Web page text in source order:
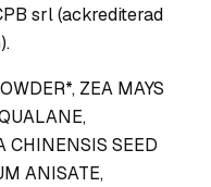
srl (ackrediterad
ZEA MAYS
CHINENSIS SEED
ANISATE,